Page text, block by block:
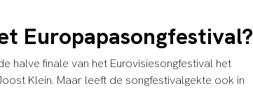
Europapasongfestival?
finale van het Eurovisiesongfestival het
Klein. Maar leeft de songfestivalgekte ook in